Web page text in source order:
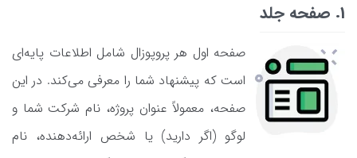
1. صفحه جلد
صفحه اول هر پروپوزال شامل اطلاعات پایه‌ای
است که پیشنهاد شما را معرفی می‌کند. در این
صفحه، معمولاً عنوان پروژه، نام شرکت شما و
لوگو (اگر دارید) یا شخص ارائه‌دهنده، نام